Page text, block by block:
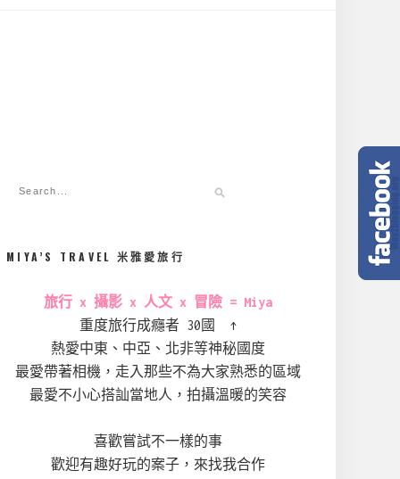
MIYA’S TRAVEL 米雅愛旅行
旅行 x 攝影 x 人文 x 冒險 = Miya
重度旅行成癮者 30國 ↑
熱愛中東、中亞、北非等神秘國度
最愛帶著相機，走入那些不為大家熟悉的區域
最愛不小心搭訕當地人，拍攝溫暖的笑容
喜歡嘗試不一樣的事
歡迎有趣好玩的案子，來找我合作